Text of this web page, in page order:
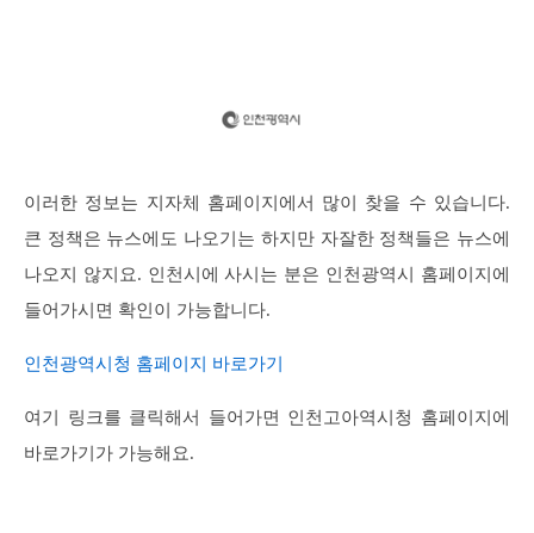
이러한 정보는 지자체 홈페이지에서 많이 찾을 수 있습니다.
큰 정책은 뉴스에도 나오기는 하지만 자잘한 정책들은 뉴스에
나오지 않지요. 인천시에 사시는 분은 인천광역시 홈페이지에
들어가시면 확인이 가능합니다.
인천광역시청 홈페이지 바로가기
여기 링크를 클릭해서 들어가면 인천고아역시청 홈페이지에
바로가기가 가능해요.